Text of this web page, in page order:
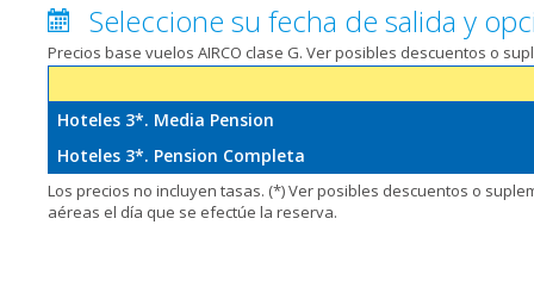
Seleccione su fecha de salida y
Precios base vuelos AIRCO clase G. Ver posibles descuentos o
Hoteles 3*. Media Pension
Hoteles 3*. Pension Completa
Los precios no incluyen tasas. (*) Ver posibles descuentos o
aéreas el día que se efectúe la reserva.